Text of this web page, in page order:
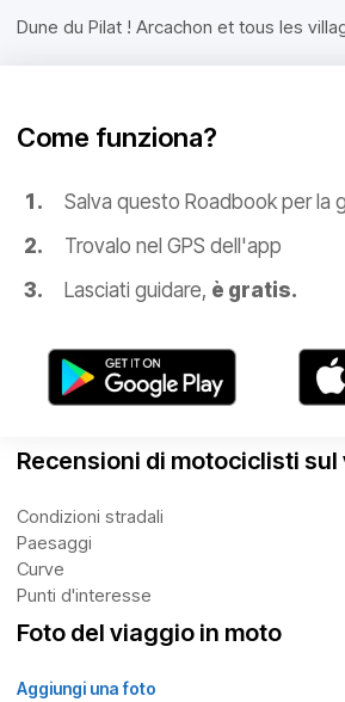
Dune du Pilat ! Arcachon et tous les
Come funziona?
Salva questo Roadbook per la
Trovalo nel GPS dell'app
Lasciati guidare, è gratis.
Recensioni di motociclisti
Condizioni stradali
Paesaggi
Curve
Punti d'interesse
Foto del viaggio in moto
Aggiungi una foto